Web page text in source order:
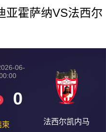
亚霍萨纳VS法西尔
06-
0
束 法西尔凯内马